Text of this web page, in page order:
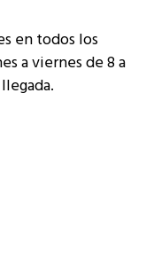
en todos los
a viernes de 8 a